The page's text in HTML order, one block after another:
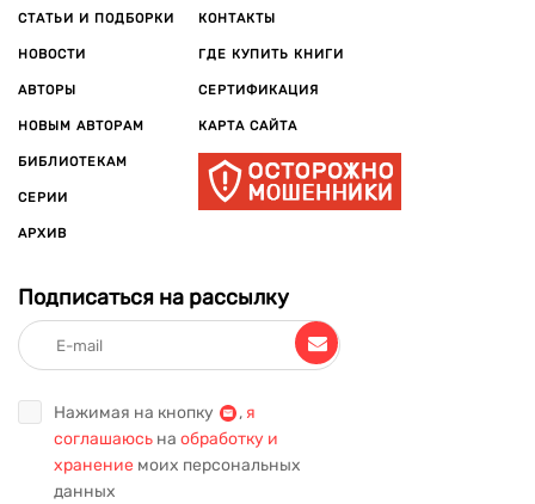
СТАТЬИ И ПОДБОРКИ
НОВОСТИ
АВТОРЫ
НОВЫМ АВТОРАМ
БИБЛИОТЕКАМ
СЕРИИ
АРХИВ
КОНТАКТЫ
ГДЕ КУПИТЬ КНИГИ
СЕРТИФИКАЦИЯ
КАРТА САЙТА
Подписаться на рассылку
Нажимая на кнопку , я
соглашаюсь на обработку и
хранение моих персональных
данных